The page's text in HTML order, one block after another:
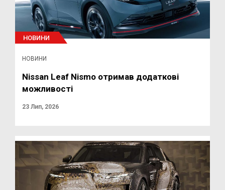
НОВИНИ
НОВИНИ
Nissan Leaf Nismo отримав додаткові
можливості
23 Лип, 2026